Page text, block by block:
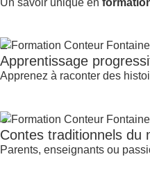
Un savoir unique en
2
Apprentissage
Apprenez à raconter des
3
Contes traditionnels du
Parents, enseignants ou